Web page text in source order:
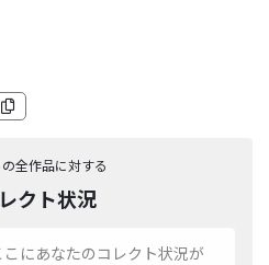
全作品に対する
クト状況
にあなたのコレクト状況が